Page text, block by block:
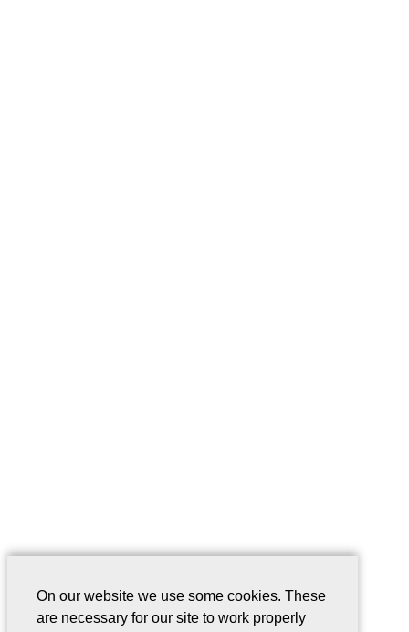
On our website we use some cookies. These
are necessary for our site to work properly